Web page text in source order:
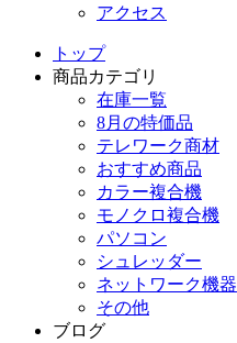
アクセス
トップ
商品カテゴリ
在庫一覧
8月の特価品
テレワーク商材
おすすめ商品
カラー複合機
モノクロ複合機
パソコン
シュレッダー
ネットワーク機器
その他
ブログ